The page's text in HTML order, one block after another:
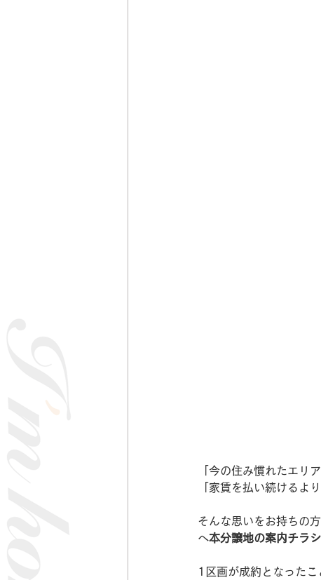
「今の住み慣れたエリ
「家賃を払い続けるよ
そんな思いをお持ちの
へ本分譲地の案内チラシ
1区画が成約となった